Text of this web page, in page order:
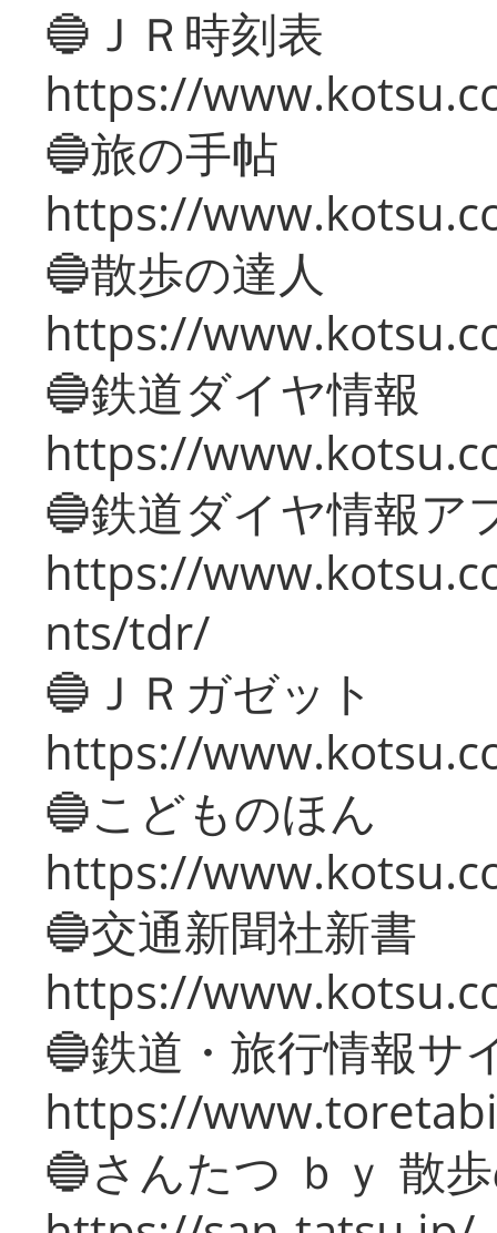
🔵ＪＲ時刻表
https://
🔵旅の手帖
https://
🔵散歩の達人
https://
🔵鉄道ダイヤ情報
https://
🔵鉄道ダイヤ情報ア
https://
nts/tdr/
🔵ＪＲガゼット
https://
🔵こどものほん
https://
🔵交通新聞社新書
https://
🔵鉄道・旅行情報サ
https://
🔵さんたつ ｂｙ 散